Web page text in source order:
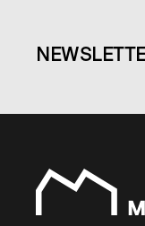
NEWS